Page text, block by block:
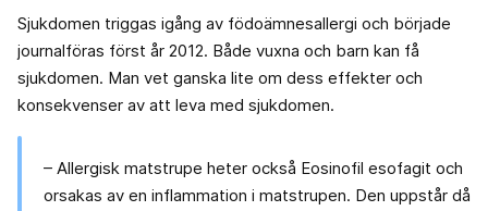
Sjukdomen triggas igång av födoämnesallergi och började
journalföras först år 2012. Både vuxna och barn kan få
sjukdomen. Man vet ganska lite om dess effekter och
konsekvenser av att leva med sjukdomen.
– Allergisk matstrupe heter också Eosinofil esofagit och
orsakas av en inflammation i matstrupen. Den uppstår då